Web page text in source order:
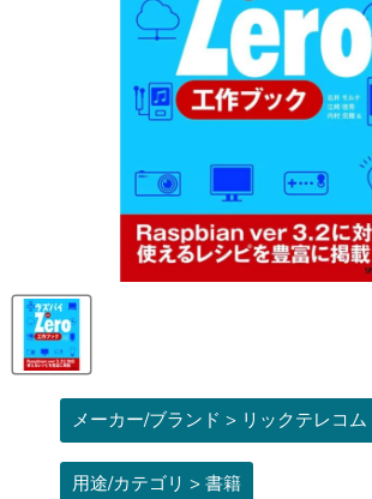
メーカー/ブランド > リックテレコム
用途/カテゴリ > 書籍